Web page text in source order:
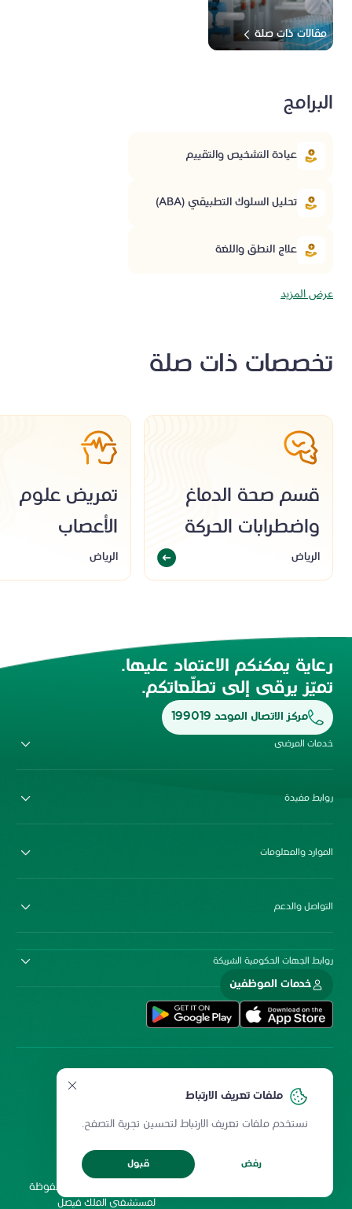
ملفات تعريف الارتباط
نستخدم ملفات تعريف الارتباط لتحسين تجربة التصفح.
رفض قبول
مقالات ذات صلة
البرامج
عيادة التشخيص والتقييم
تحليل السلوك التطبيقي (ABA)
علاج النطق واللغة
عرض المزيد
تخصصات ذات صلة
قسم صحة الدماغ
واضطرابات الحركة
الرياض
تمريض علوم
الأعصاب
الرياض
رعاية يمكنكم الاعتماد عليها.
تميّز يرقى إلى تطلّعاتكم.
مركز الاتصال الموحد 199019
خدمات المرضى
روابط مفيدة
الموارد والمعلومات
التواصل والدعم
روابط الجهات الحكومية الشريكة
خدمات الموظفين
سياسة المشاركة الإلكترونية
سياسة الخصوصية
ميثاق المستخدمين
حقوق إعادة الطبع
شروط الاستخدام
2026 جميع الحقوق محفوظة
لمستشفى الملك فيصل